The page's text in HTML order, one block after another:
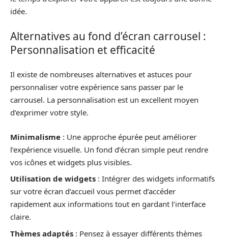
idée.
Alternatives au fond d’écran carrousel :
Personnalisation et efficacité
Il existe de nombreuses alternatives et astuces pour
personnaliser votre expérience sans passer par le
carrousel. La personnalisation est un excellent moyen
d’exprimer votre style.
Minimalisme : Une approche épurée peut améliorer
l’expérience visuelle. Un fond d’écran simple peut rendre
vos icônes et widgets plus visibles.
Utilisation de widgets : Intégrer des widgets informatifs
sur votre écran d’accueil vous permet d’accéder
rapidement aux informations tout en gardant l’interface
claire.
Thèmes adaptés : Pensez à essayer différents thèmes